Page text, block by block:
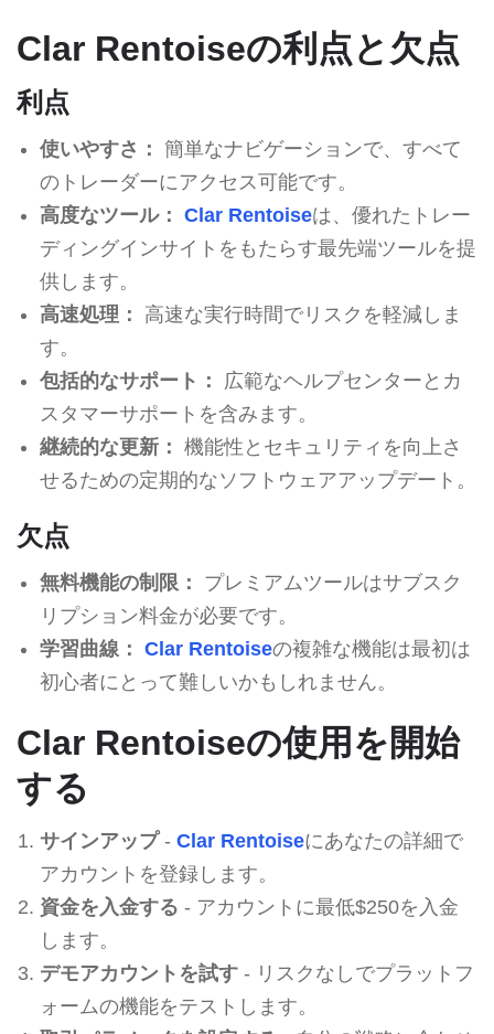
Clar Rentoiseの利点と欠点
利点
使いやすさ： 簡単なナビゲーションで、すべて
のトレーダーにアクセス可能です。
高度なツール： Clar Rentoiseは、優れたトレー
ディングインサイトをもたらす最先端ツールを提
供します。
高速処理：
高速な実行時間でリスクを軽減しま
す。
包括的なサポート：
広範なヘルプセンターとカ
スタマーサポートを含みます。
継続的な更新： 機能性とセキュリティを向上さ
せるための定期的なソフトウェアアップデート。
欠点
無料機能の制限：
プレミアムツールはサブスク
リプション料金が必要です。
学習曲線： Clar Rentoiseの複雑な機能は最初は
初心者にとって難しいかもしれません。
Clar Rentoiseの使用を開始
する
サインアップ- Clar Rentoiseにあなたの詳細で
アカウントを登録します。
資金を入金する - アカウントに最低$250を入金
します。
デモアカウントを試す- リスクなしでプラットフ
ォームの機能をテストします。